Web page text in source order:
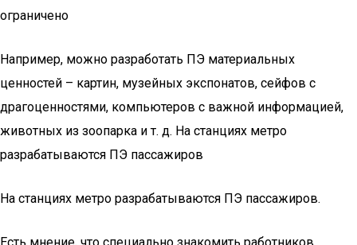
ограничено
Например, можно разработать ПЭ материальных
ценностей – картин, музейных экспонатов, сейфов с
драгоценностями, компьютеров с важной информацией,
животных из зоопарка и т. д. На станциях метро
разрабатываются ПЭ пассажиров
На станциях метро разрабатываются ПЭ пассажиров.